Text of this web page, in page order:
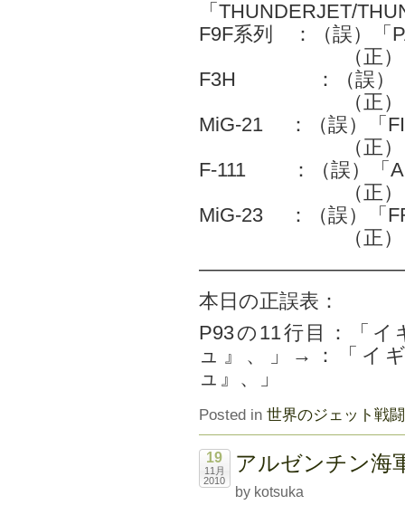
「THUNDERJET/
F9F系列 ：（誤）「
（正）「
F3H ：（誤）「
（正）「
MiG-21 ：（誤）「
（正）「
F-111 ：（誤）「
（正）「
MiG-23 ：（誤）「
（正）「
本日の正誤表：
P93の11行目：「
ュ』、」→：「イ
ュ』、」
Posted in 世界のジェット戦
19
11月
2010
アルゼンチン海
by kotsuka